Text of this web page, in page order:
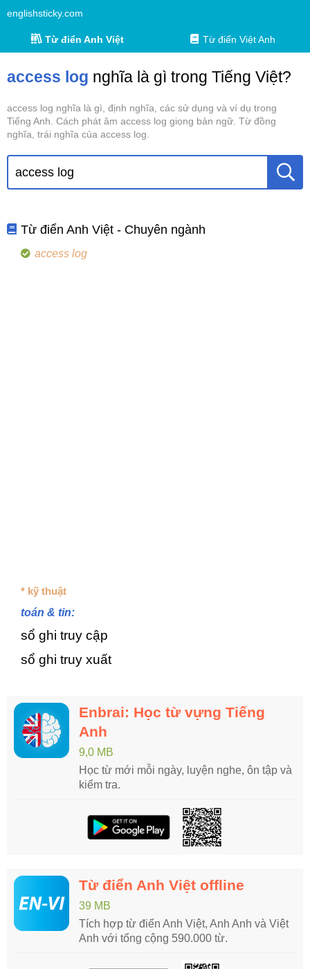
englishsticky.com
Từ điển Anh Việt Từ điển Việt Anh
access log nghĩa là gì trong Tiếng Việt?
access log nghĩa là gì, định nghĩa, các sử dụng và ví dụ trong
Tiếng Anh. Cách phát âm access log giọng bản ngữ. Từ đồng
nghĩa, trái nghĩa của access log.
Từ điển Anh Việt - Chuyên ngành
access log
* kỹ thuật
toán & tin:
sổ ghi truy cập
sổ ghi truy xuất
Enbrai: Học từ vựng Tiếng
Anh
9,0 MB
Học từ mới mỗi ngày, luyện nghe, ôn tập và
kiểm tra.
Từ điển Anh Việt offline
39 MB
Tích hợp từ điển Anh Việt, Anh Anh và Việt
Anh với tổng cộng 590.000 từ.